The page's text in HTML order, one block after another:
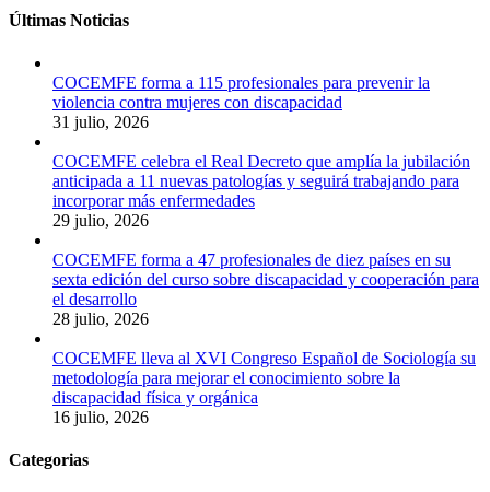
Últimas Noticias
COCEMFE forma a 115 profesionales para prevenir la
violencia contra mujeres con discapacidad
31 julio, 2026
COCEMFE celebra el Real Decreto que amplía la jubilación
anticipada a 11 nuevas patologías y seguirá trabajando para
incorporar más enfermedades
29 julio, 2026
COCEMFE forma a 47 profesionales de diez países en su
sexta edición del curso sobre discapacidad y cooperación para
el desarrollo
28 julio, 2026
COCEMFE lleva al XVI Congreso Español de Sociología su
metodología para mejorar el conocimiento sobre la
discapacidad física y orgánica
16 julio, 2026
Categorias